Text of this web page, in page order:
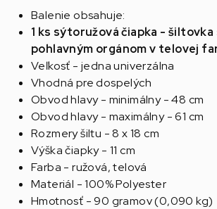
Balenie obsahuje:
1 ks sýtoružová čiapka - šiltovka
pohlavným orgánom v telovej
Veľkosť - jedna univerzálna
Vhodná pre dospelých
Obvod hlavy - minimálny - 48 cm
Obvod hlavy - maximálny - 61 cm
Rozmery šiltu - 8 x 18 cm
Výška čiapky - 11 cm
Farba - ružová, telová
Materiál - 100% Polyester
Hmotnosť - 90 gramov (0,090 kg)